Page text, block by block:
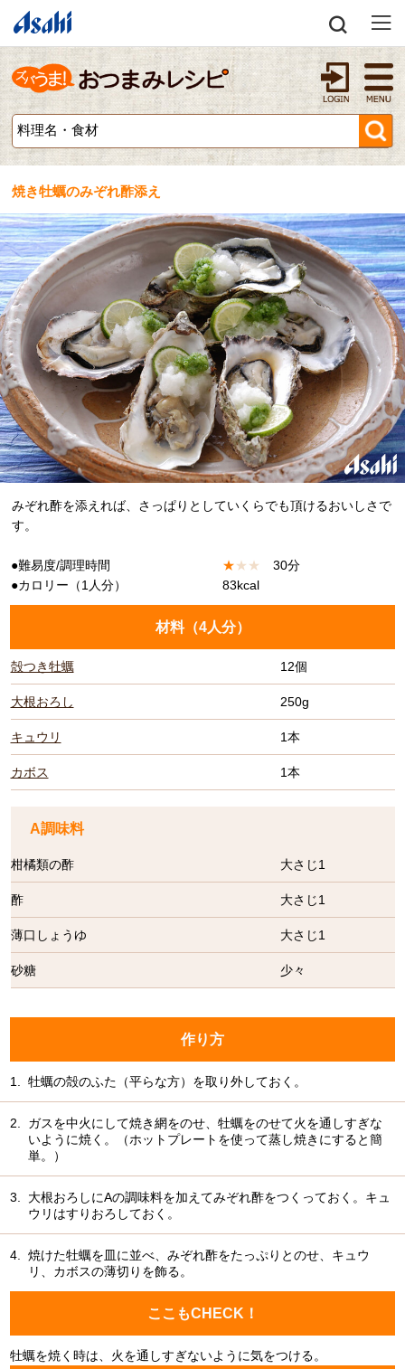
焼き牡蠣のみぞれ酢添え
みぞれ酢を添えれば、さっぱりとしていくらでも頂けるおいしさで
す。
●難易度/調理時間 ★★ ★
30分
●カロリー（1人分）
83kcal
材料（4人分）
殻つき牡蠣 12個
大根おろし 250g
キュウリ 1本
カボス 1本
A調味料
柑橘類の酢 大さじ1
酢 大さじ1
薄口しょうゆ 大さじ1
砂糖 少々
作り方
1. 牡蠣の殻のふた（平らな方）を取り外しておく。
2.
ガスを中火にして焼き網をのせ、牡蠣をのせて火を通しすぎな
いように焼く。（ホットプレートを使って蒸し焼きにすると簡
単。）
3.
大根おろしにAの調味料を加えてみぞれ酢をつくっておく。キュ
ウリはすりおろしておく。
4.
焼けた牡蠣を皿に並べ、みぞれ酢をたっぷりとのせ、キュウ
リ、カボスの薄切りを飾る。
ここもCHECK！
牡蠣を焼く時は、火を通しすぎないように気をつける。